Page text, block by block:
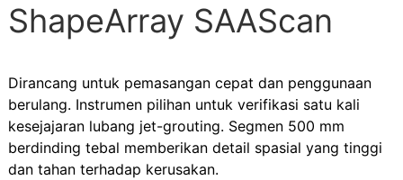
ShapeArray SAAScan
Dirancang untuk pemasangan cepat dan penggunaan
berulang. Instrumen pilihan untuk verifikasi satu kali
kesejajaran lubang jet-grouting. Segmen 500 mm
berdinding tebal memberikan detail spasial yang tinggi
dan tahan terhadap kerusakan.